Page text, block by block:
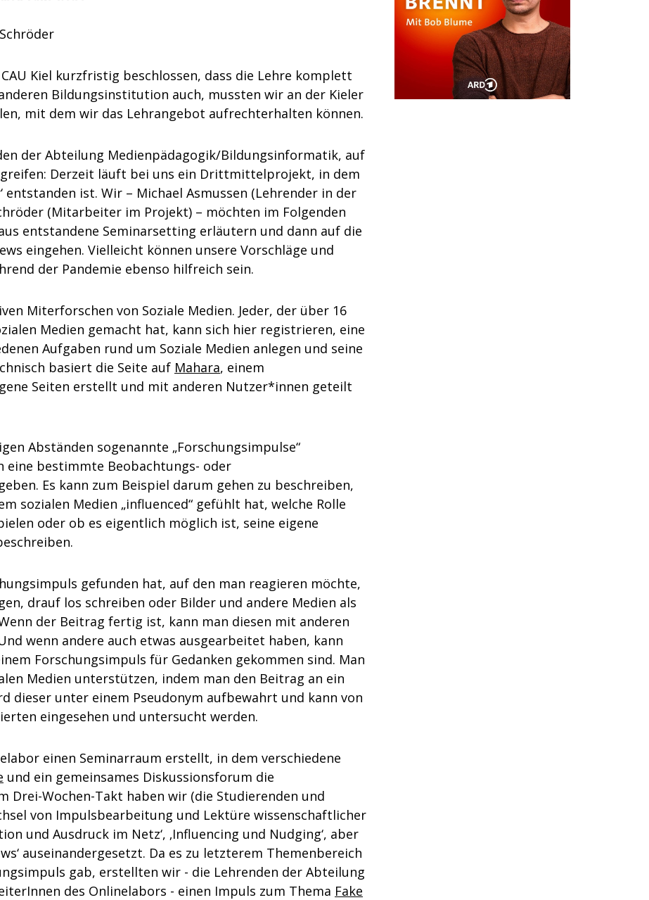
Kiel kurzfristig beschlossen, dass die Lehre komplett
Bildungsinstitution auch, mussten wir an der Kieler
mit dem wir das Lehrangebot aufrechterhalten können.
der Abteilung Medienpädagogik/Bildungsinformatik, auf
Derzeit läuft bei uns ein Drittmittelprojekt, in dem
entstanden ist. Wir – Michael Asmussen (Lehrender in der
(Mitarbeiter im Projekt) – möchten im Folgenden
entstandene Seminarsetting erläutern und dann auf die
eingehen. Vielleicht können unsere Vorschläge und
der Pandemie ebenso hilfreich sein.
Miterforschen von Soziale Medien. Jeder, der über 16
Medien gemacht hat, kann sich hier registrieren, eine
Aufgaben rund um Soziale Medien anlegen und seine
basiert die Seite auf Mahara, einem
Seiten erstellt und mit anderen Nutzer*innen geteilt
Abständen sogenannte „Forschungsimpulse“
bestimmte Beobachtungs- oder
Es kann zum Beispiel darum gehen zu beschreiben,
sozialen Medien „influenced“ gefühlt hat, welche Rolle
oder ob es eigentlich möglich ist, seine eigene
gefunden hat, auf den man reagieren möchte,
drauf los schreiben oder Bilder und andere Medien als
der Beitrag fertig ist, kann man diesen mit anderen
wenn andere auch etwas ausgearbeitet haben, kann
Forschungsimpuls für Gedanken gekommen sind. Man
Medien unterstützen, indem man den Beitrag an ein
dieser unter einem Pseudonym aufbewahrt und kann von
eingesehen und untersucht werden.
einen Seminarraum erstellt, in dem verschiedene
und ein gemeinsames Diskussionsforum die
Drei-Wochen-Takt haben wir (die Studierenden und
von Impulsbearbeitung und Lektüre wissenschaftlicher
und Ausdruck im Netz‘, ‚Influencing und Nudging‘, aber
auseinandergesetzt. Da es zu letzterem Themenbereich
gab, erstellten wir - die Lehrenden der Abteilung
des Onlinelabors - einen Impuls zum Thema Fake